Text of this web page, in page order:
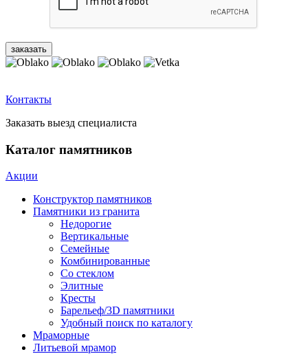
Контакты
Заказать выезд специалиста
Каталог памятников
Акции
Конструктор памятников
Памятники из гранита
Недорогие
Вертикальные
Семейные
Комбинированные
Со стеклом
Элитные
Кресты
Барельеф/3D памятники
Удобный поиск по каталогу
Мраморные
Литьевой мрамор